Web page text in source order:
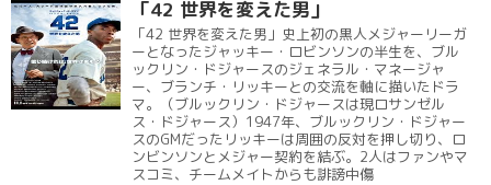
「42 世界を変えた男」
「42 世界を変えた男」史上初の黒人メジャーリーガ
ーとなったジャッキー・ロビンソンの半生を、ブル
ックリン・ドジャースのジェネラル・マネージャ
ー、ブランチ・リッキーとの交流を軸に描いたドラ
マ。（ブルックリン・ドジャースは現ロサンゼル
ス・ドジャース）1947年、ブルックリン・ドジャー
スのGMだったリッキーは周囲の反対を押し切り、ロ
ンビンソンとメジャー契約を結ぶ。2人はファンやマ
スコミ、チームメイトからも誹謗中傷